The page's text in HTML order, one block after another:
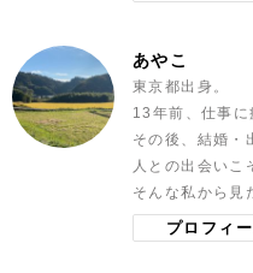
あやこ
東京都出身。
13年前、仕事
その後、結婚・
人との出会いこ
そんな私から見
プロフィ